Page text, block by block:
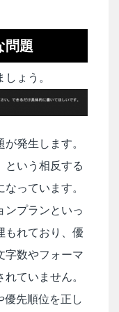
問題
ょう。
発生します。
という相反する
っています。
ンプランといっ
もれており、優
字数やフォーマ
ていません。
優先順位を正し